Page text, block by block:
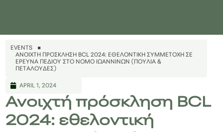
EVENTS
ΑΝΟΙΧΤΉ ΠΡΌΣΚΛΗΣΗ BCL 2024: ΕΘΕΛΟΝΤΙΚΉ ΣΥΜΜΕΤΟΧΉ ΣΕ
ΈΡΕΥΝΑ ΠΕΔΊΟΥ ΣΤΟ ΝΟΜΌ ΙΩΑΝΝΊΝΩΝ (ΠΟΥΛΙΆ &
ΠΕΤΑΛΟΎΔΕΣ)
APRIL 1, 2024
Ανοιχτή πρόσκληση BCL
2024: εθελοντική